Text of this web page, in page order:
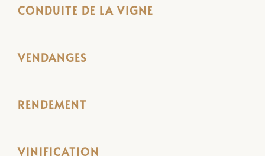
CONDUITE DE LA VIGNE
VENDANGES
RENDEMENT
VINIFICATION